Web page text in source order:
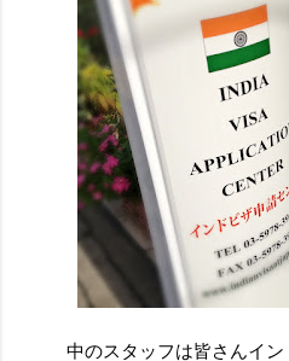
中のスタッフは皆さんイ